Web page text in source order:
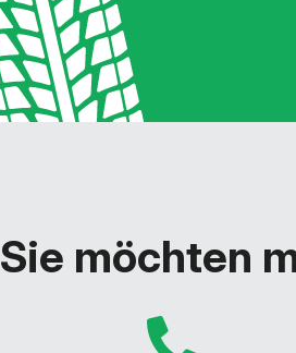
Sie möchten